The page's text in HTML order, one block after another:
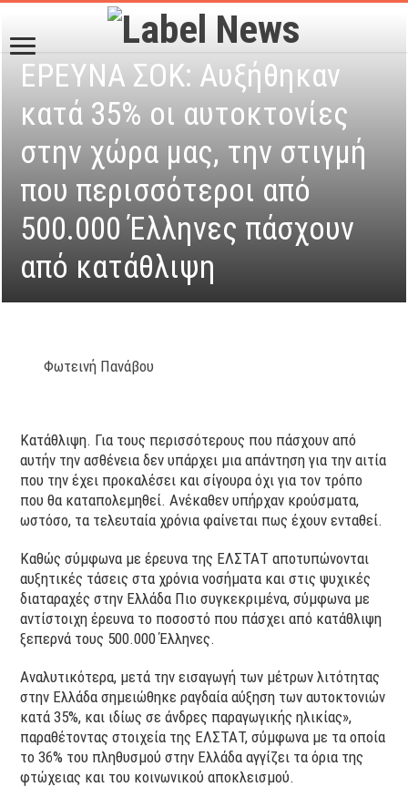
ΕΡΕΥΝΑ ΣΟΚ: Αυξήθηκαν
κατά 35% οι αυτοκτονίες
στην χώρα μας, την στιγμή
που περισσότεροι από
500.000 Έλληνες πάσχουν
από κατάθλιψη
Φωτεινή Πανάβου
Κατάθλιψη. Για τους περισσότερους που πάσχουν από
αυτήν την ασθένεια δεν υπάρχει μια απάντηση για την αιτία
που την έχει προκαλέσει και σίγουρα όχι για τον τρόπο
που θα καταπολεμηθεί. Ανέκαθεν υπήρχαν κρούσματα,
ωστόσο, τα τελευταία χρόνια φαίνεται πως έχουν ενταθεί.
Καθώς σύμφωνα με έρευνα της ΕΛΣΤΑΤ αποτυπώνονται
αυξητικές τάσεις στα χρόνια νοσήματα και στις ψυχικές
διαταραχές στην Ελλάδα Πιο συγκεκριμένα, σύμφωνα με
αντίστοιχη έρευνα το ποσοστό που πάσχει από κατάθλιψη
ξεπερνά τους 500.000 Έλληνες.
Αναλυτικότερα, μετά την εισαγωγή των μέτρων λιτότητας
στην Ελλάδα σημειώθηκε ραγδαία αύξηση των αυτοκτονιών
κατά 35%, και ιδίως σε άνδρες παραγωγικής ηλικίας»,
παραθέτοντας στοιχεία της ΕΛΣΤΑΤ, σύμφωνα με τα οποία
το 36% του πληθυσμού στην Ελλάδα αγγίζει τα όρια της
φτώχειας και του κοινωνικού αποκλεισμού.